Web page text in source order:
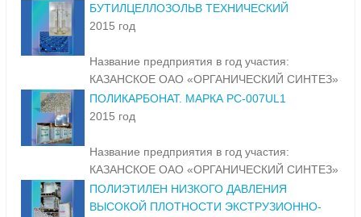
БУТИЛЦЕЛЛОЗОЛЬВ ТЕХНИЧЕСКИЙ
2015 год
Название предприятия в год участия:
КАЗАНСКОЕ ОАО «ОРГАНИЧЕСКИЙ СИНТЕЗ»
ПОЛИКАРБОНАТ. МАРКА PC-007UL1
2015 год
Название предприятия в год участия:
КАЗАНСКОЕ ОАО «ОРГАНИЧЕСКИЙ СИНТЕЗ»
ПОЛИЭТИЛЕН НИЗКОГО ДАВЛЕНИЯ
ВЫСОКОЙ ПЛОТНОСТИ ЭКСТРУЗИОННО-